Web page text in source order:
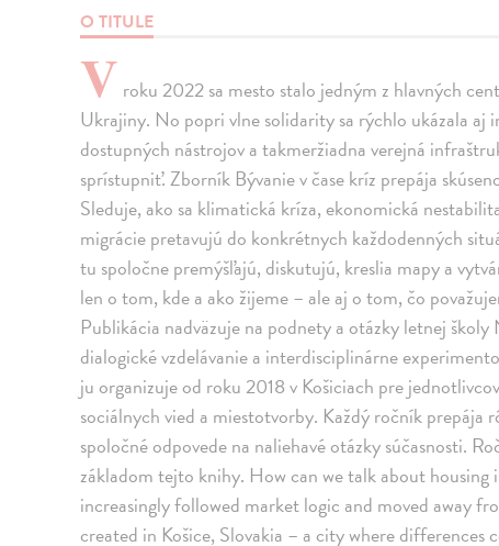
O TITULE
V roku 2022 sa mesto stalo jedným z hlavných
Ukrajiny. No popri vlne solidarity sa rýchlo ukázala
dostupných nástrojov a takmeržiadna verejná
sprístupniť. Zborník Bývanie v čase kríz prepája
Sleduje, ako sa klimatická kríza, ekonomická
migrácie pretavujú do konkrétnych každodenných
tu spoločne premýšľajú, diskutujú, kreslia mapy a
len o tom, kde a ako žijeme – ale aj o tom, čo
Publikácia nadväzuje na podnety a otázky letnej
dialogické vzdelávanie a interdisciplinárne
ju organizuje od roku 2018 v Košiciach pre
sociálnych vied a miestotvorby. Každý ročník prepája
spoločné odpovede na naliehavé otázky súčasnosti.
základom tejto knihy. How can we talk about housing
increasingly followed market logic and moved away
created in Košice, Slovakia – a city where differences